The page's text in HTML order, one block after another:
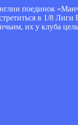
поединок
в 1/8 Лиги
их у клуба